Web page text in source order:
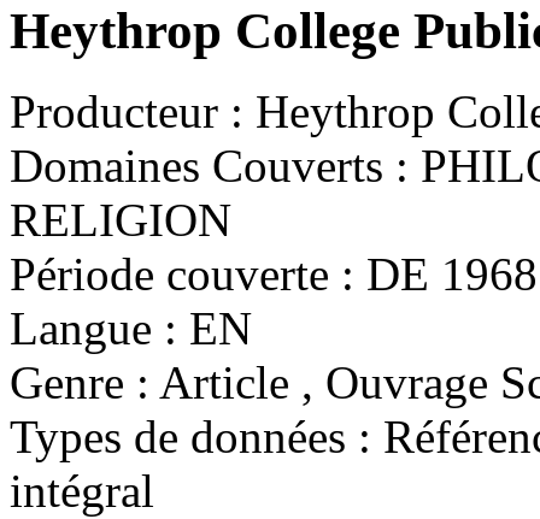
Heythrop College
Producteur : Heythrop
Domaines Couverts :
RELIGION
Période couverte : DE
Langue : EN
Genre : Article , Ouvrage
Types de données :
intégral